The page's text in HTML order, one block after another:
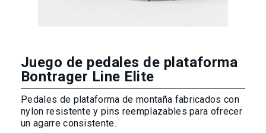
Juego de pedales de plataforma
Bontrager Line Elite
Pedales de plataforma de montaña fabricados con
nylon resistente y pins reemplazables para ofrecer
un agarre consistente.